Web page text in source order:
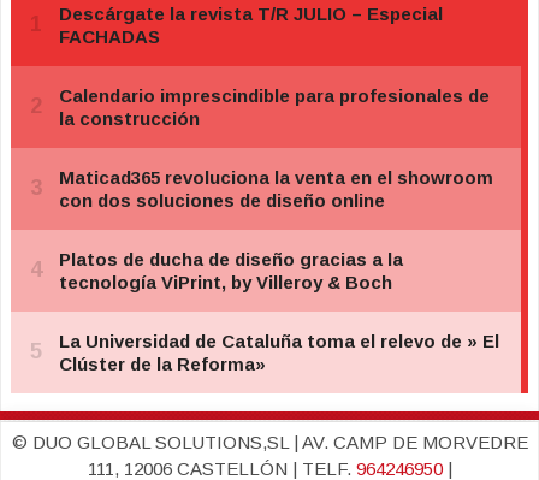
© DUO GLOBAL SOLUTIONS,SL | AV. CAMP DE MORVEDRE
111, 12006 CASTELLÓN | TELF. 964246950|